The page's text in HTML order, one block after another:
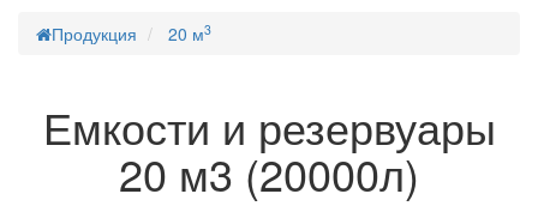
Продукция 20 м3
Емкости и резервуары
20 м3 (20000л)